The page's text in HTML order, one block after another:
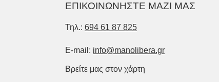
ΕΠΙΚΟΙΝΩΝΗΣΤΕ ΜΑΖΙ ΜΑΣ
Τηλ.: 694 61 87 825
E-mail: info@manolibera.gr
Βρείτε μας στον χάρτη